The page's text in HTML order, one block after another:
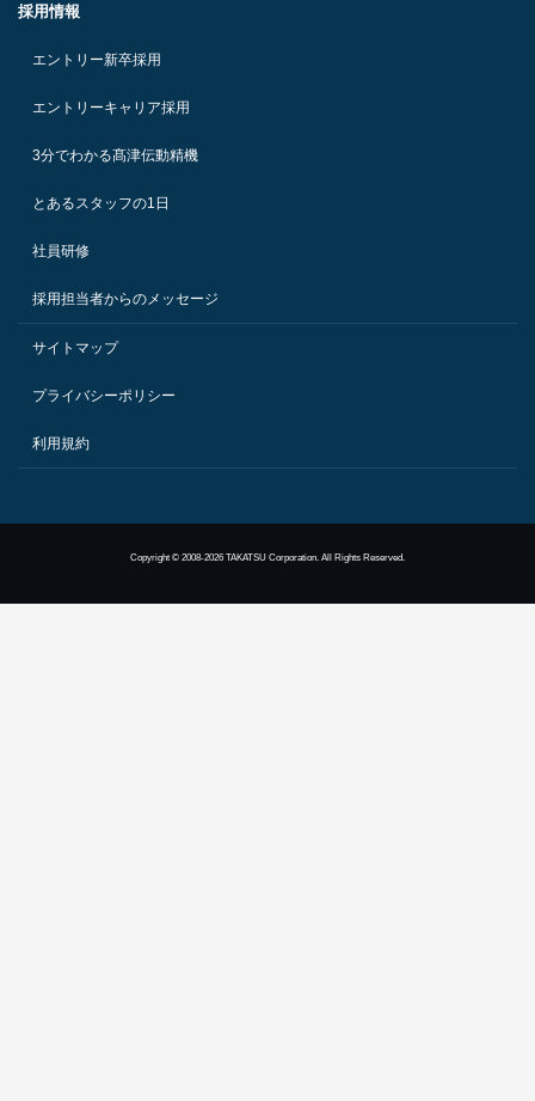
採用情報
エントリー新卒採用
エントリーキャリア採用
3分でわかる髙津伝動精機
とあるスタッフの1日
社員研修
採用担当者からのメッセージ
サイトマップ
プライバシーポリシー
利用規約
Copyright © 2008-2026 TAKATSU Corporation. All Rights Reserved.